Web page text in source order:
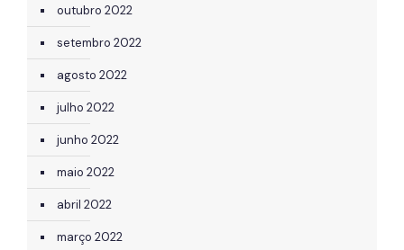
outubro 2022
setembro 2022
agosto 2022
julho 2022
junho 2022
maio 2022
abril 2022
março 2022